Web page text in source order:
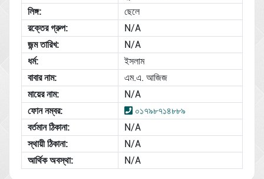
লিঙ্গ:
ছেলে
রক্তের গ্রুপ:
N/A
জন্ম তারিখ:
N/A
ধর্ম:
ইসলাম
বাবার নাম:
এম.এ. আজিজ
মায়ের নাম:
N/A
ফোন নম্বর:
০১৭৯৮৭১৪৮৮৯
বর্তমান ঠিকানা:
N/A
স্থায়ী ঠিকানা:
N/A
আর্থিক অবস্থা:
N/A